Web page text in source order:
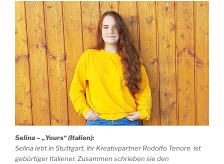
Selina – „Yours“ (Italien):
Selina lebt in Stuttgart, ihr Kreativpartner Rodolfo Tenore ist
gebürtiger Italiener. Zusammen schrieben sie den